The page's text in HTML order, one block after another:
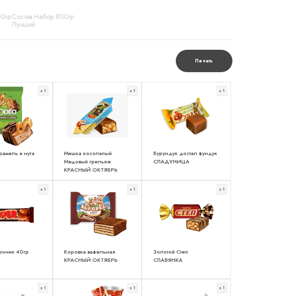
Состав Набор 800гр
Лучший
Печать
x 1
и нуга
x 1
Мишка косолапый
Медовый грильяж
КРАСНЫЙ ОКТЯБРЬ
x 1
Бурундук достал фундук
СЛАДУНИЦА
x 1
40гр
x 1
Коровка вафельная
КРАСНЫЙ ОКТЯБРЬ
x 1
Золотой Степ
СЛАВЯНКА
x 1 x 1 x 1